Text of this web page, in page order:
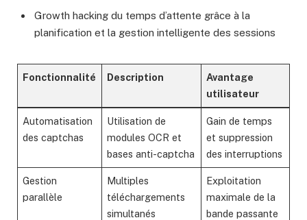
Growth hacking du temps d’attente grâce à la
planification et la gestion intelligente des sessions
Fonctionnalité Description
Avantage
utilisateur
Automatisation
des captchas
Utilisation de
modules OCR et
bases anti-captcha
Gain de temps
et suppression
des interruptions
Gestion
parallèle
Multiples
téléchargements
simultanés
Exploitation
maximale de la
bande passante